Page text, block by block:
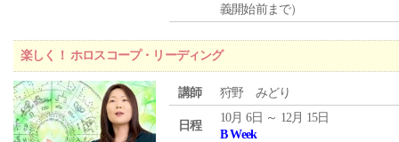
義開始前まで）
楽しく！ ホロスコープ・リーディング
講師 狩野 みどり
日程
10月 6日 ～ 12月 15日
B Week